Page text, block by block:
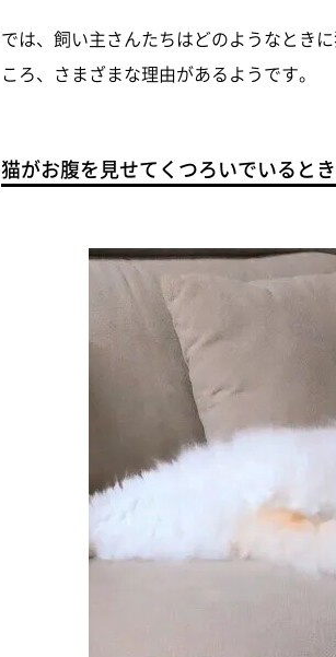
では、飼い主さんたちはどのようなとき
ころ、さまざまな理由があるようです。
猫がお腹を見せてくつろいでいるとき